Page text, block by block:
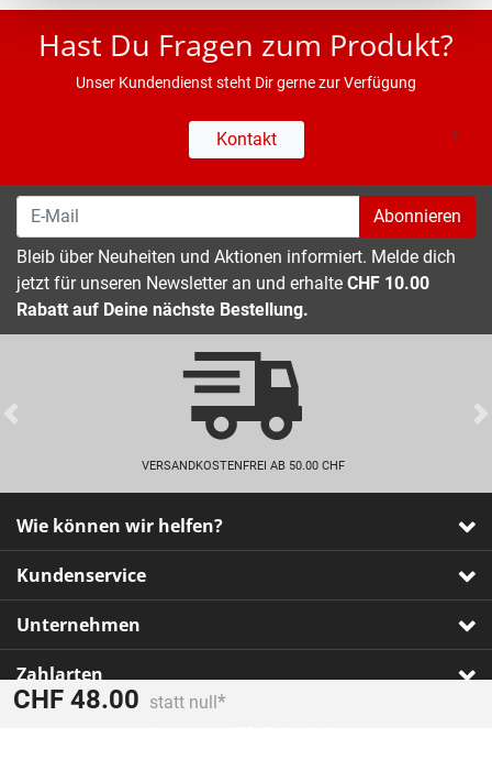
CHF 48.00 Preis reduziert von
statt null
An
Hast Du Fragen zum Produkt?
Unser Kundendienst steht Dir gerne zur Verfügung
Kontakt
Abonnieren
Bleib über Neuheiten und Aktionen informiert. Melde dich
jetzt für unseren Newsletter an und erhalte CHF 10.00
Rabatt auf Deine nächste Bestellung.
VERSANDKOSTENFREI AB 50.00 CHF
Previous
Wie können wir helfen?
Kundenservice
Unternehmen
Zahlarten